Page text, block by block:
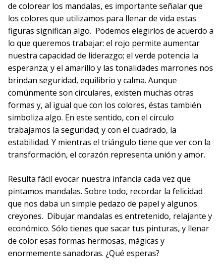
de colorear los mandalas, es importante señalar que
los colores que utilizamos para llenar de vida estas
figuras significan algo. Podemos elegirlos de acuerdo a
lo que queremos trabajar: el rojo permite aumentar
nuestra capacidad de liderazgo; el verde potencia la
esperanza; y el amarillo y las tonalidades marrones nos
brindan seguridad, equilibrio y calma. Aunque
comúnmente son circulares, existen muchas otras
formas y, al igual que con los colores, éstas también
simboliza algo. En este sentido, con el círculo
trabajamos la seguridad; y con el cuadrado, la
estabilidad. Y mientras el triángulo tiene que ver con la
transformación, el corazón representa unión y amor.
Resulta fácil evocar nuestra infancia cada vez que
pintamos mandalas. Sobre todo, recordar la felicidad
que nos daba un simple pedazo de papel y algunos
creyones. Dibujar mandalas es entretenido, relajante y
económico. Sólo tienes que sacar tus pinturas, y llenar
de color esas formas hermosas, mágicas y
enormemente sanadoras. ¿Qué esperas?